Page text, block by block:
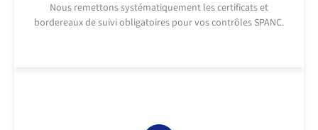
Nous remettons systématiquement les certificats et
bordereaux de suivi obligatoires pour vos contrôles SPANC.